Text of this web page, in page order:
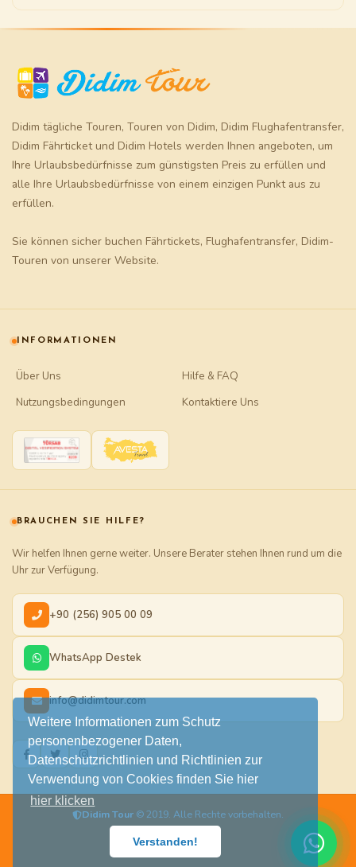
Weitere Informationen zum Schutz
personenbezogener Daten,
Datenschutzrichtlinien und Richtlinien zur
Verwendung von Cookies finden Sie hier
hier klicken
Verstanden!
Didim tägliche Touren, Touren von Didim, Didim Flughafentransfer,
Didim Fährticketund Didim Hotels werden Ihnen angeboten, um
Ihre Urlaubsbedürfnisse zum günstigsten Preis zu erfüllen und
alle Ihre Urlaubsbedürfnisse von einem einzigen Punkt aus zu
erfüllen.
Sie können sicher buchen Fährtickets, Flughafentransfer, Didim-
Touren von unserer Website.
INFORMATIONEN
Über Uns
Hilfe & FAQ
Nutzungsbedingungen
Kontaktiere Uns
BRAUCHEN SIE HILFE?
Wir helfen Ihnen gerne weiter. Unsere Berater stehen Ihnen rund um die
Uhr zur Verfügung.
+90 (256) 905 00 09
WhatsApp Destek
info@didimtour.com
Didim Tour © 2019. Alle Rechte vorbehalten.